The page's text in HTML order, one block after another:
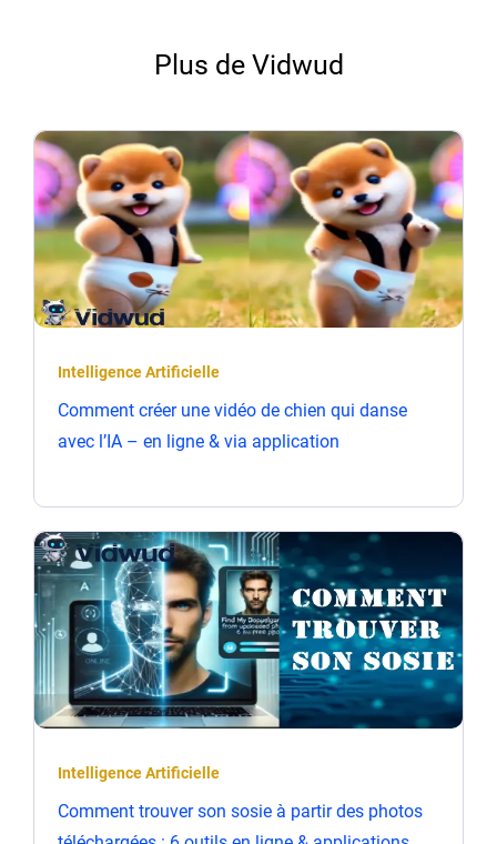
Plus de Vidwud
Intelligence Artificielle
Comment créer une vidéo de chien qui danse
avec l’IA – en ligne & via application
Intelligence Artificielle
Comment trouver son sosie à partir des photos